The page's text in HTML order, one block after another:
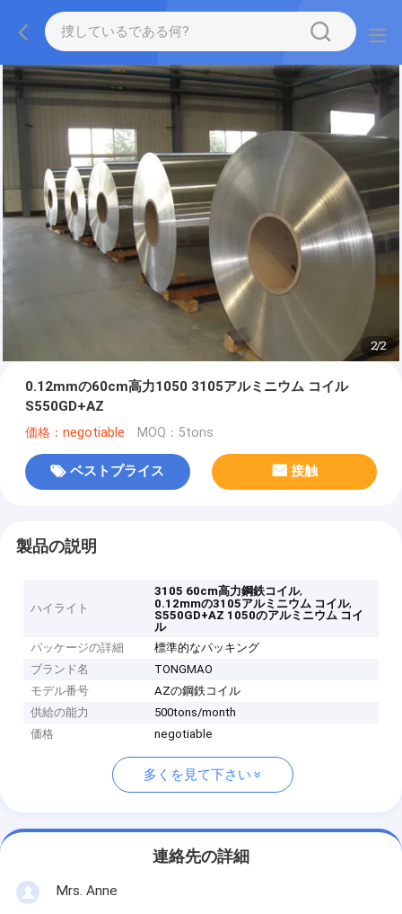
2/2
0.12mmの60cm高力1050 3105アルミニウム コイル
S550GD+AZ
価格：negotiable MOQ：5tons
ベストプライス 接触
製品の説明
ハイライト
3105 60cm高力鋼鉄コイル,
0.12mmの3105アルミニウム コイル,
S550GD+AZ 1050のアルミニウム コイ
ル
パッケージの詳細
標準的なパッキング
ブランド名
TONGMAO
モデル番号
AZの鋼鉄コイル
供給の能力
500tons/month
価格
negotiable
多くを見て下さい
連絡先の詳細
Mrs. Anne